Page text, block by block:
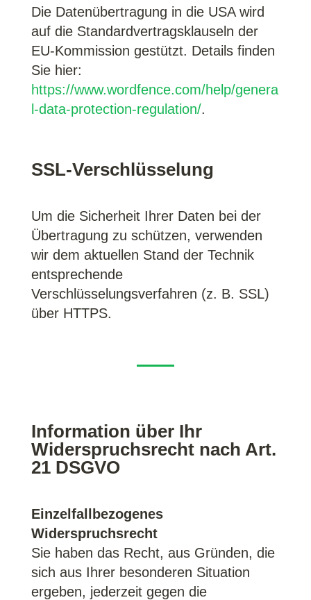
Die Datenübertragung in die USA wird
auf die Standardvertragsklauseln der
EU-Kommission gestützt. Details finden
Sie hier:
https://www.wordfence.com/help/genera
l-data-protection-regulation/.
SSL-Verschlüsselung
Um die Sicherheit Ihrer Daten bei der
Übertragung zu schützen, verwenden
wir dem aktuellen Stand der Technik
entsprechende
Verschlüsselungsverfahren (z. B. SSL)
über HTTPS.
Information über Ihr
Widerspruchsrecht nach Art.
21 DSGVO
Einzelfallbezogenes
Widerspruchsrecht
Sie haben das Recht, aus Gründen, die
sich aus Ihrer besonderen Situation
ergeben, jederzeit gegen die